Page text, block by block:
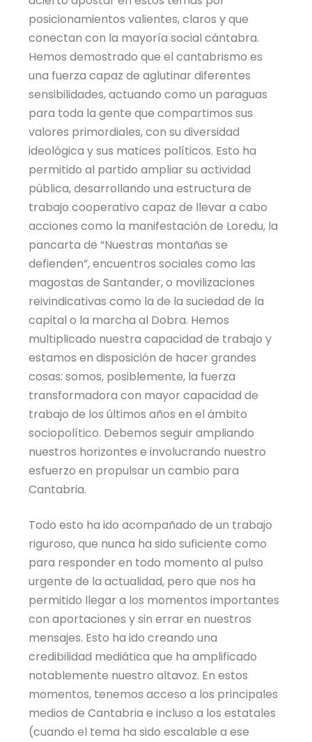
posicionamientos valientes, claros y que
conectan con la mayoría social cántabra.
Hemos demostrado que el cantabrismo es
una fuerza capaz de aglutinar diferentes
sensibilidades, actuando como un paraguas
para toda la gente que compartimos sus
valores primordiales, con su diversidad
ideológica y sus matices políticos. Esto ha
permitido al partido ampliar su actividad
pública, desarrollando una estructura de
trabajo cooperativo capaz de llevar a cabo
acciones como la manifestación de Loredu, la
pancarta de “Nuestras montañas se
defienden”, encuentros sociales como las
magostas de Santander, o movilizaciones
reivindicativas como la de la suciedad de la
capital o la marcha al Dobra. Hemos
multiplicado nuestra capacidad de trabajo y
estamos en disposición de hacer grandes
cosas: somos, posiblemente, la fuerza
transformadora con mayor capacidad de
trabajo de los últimos años en el ámbito
sociopolítico. Debemos seguir ampliando
nuestros horizontes e involucrando nuestro
esfuerzo en propulsar un cambio para
Cantabria.
Todo esto ha ido acompañado de un trabajo
riguroso, que nunca ha sido suficiente como
para responder en todo momento al pulso
urgente de la actualidad, pero que nos ha
permitido llegar a los momentos importantes
con aportaciones y sin errar en nuestros
mensajes. Esto ha ido creando una
credibilidad mediática que ha amplificado
notablemente nuestro altavoz. En estos
momentos, tenemos acceso a los principales
medios de Cantabria e incluso a los estatales
(cuando el tema ha sido escalable a ese